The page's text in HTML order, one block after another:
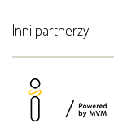
Inni partnerzy